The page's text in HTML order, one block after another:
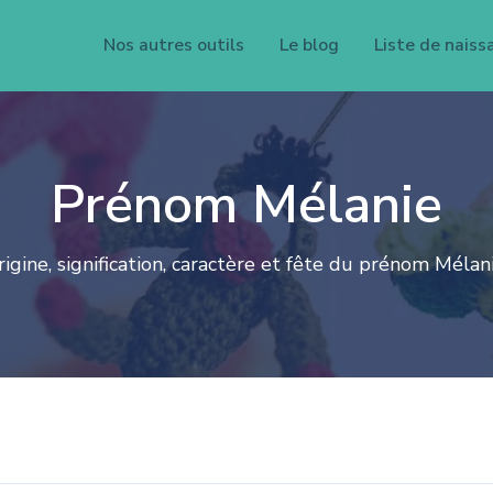
Nos autres outils Le blog Liste de
Prénom Mélanie
signification, caractère et fête du prénom